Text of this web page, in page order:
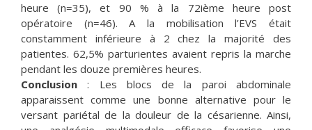
heure (n=35), et 90 % à la 72ième heure post
opératoire (n=46). A la mobilisation l’EVS était
constamment inférieure à 2 chez la majorité des
patientes. 62,5% parturientes avaient repris la marche
pendant les douze premières heures.
Conclusion : Les blocs de la paroi abdominale
apparaissent comme une bonne alternative pour le
versant pariétal de la douleur de la césarienne. Ainsi,